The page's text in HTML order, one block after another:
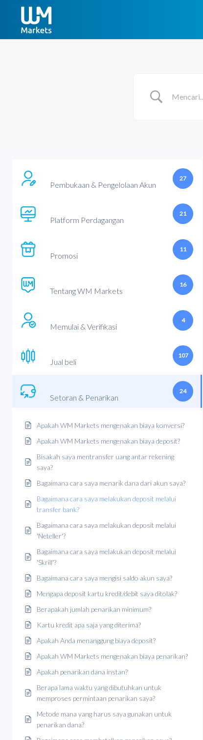
Pembukaan & Pengelolaan Akun
27
Platform Perdagangan
21
Promosi
11
Tentang WM Markets
16
Memulai & Verifikasi
4
Jual beli
107
Setoran & Penarikan
24
Apakah WM Markets mengenakan biaya konversi?
Apakah WM Markets mengenakan biaya deposit?
Bisakah saya mentransfer uang antar rekening
saya?
Bagaimana cara saya menarik dana dari akun saya?
Bagaimana cara saya melakukan deposit melalui
transfer bank?
Bagaimana cara saya melakukan deposit melalui
'Neteller'?
Bagaimana cara saya melakukan deposit melalui
'Skrill'?
Bagaimana cara saya mengisi saldo akun saya?
Mengapa deposit kartu kredit/debit saya ditolak?
Berapakah jumlah penarikan minimum?
Kartu kredit apa saja yang diterima?
Apakah Anda menanggung biaya deposit?
Apakah WM Markets mengenakan biaya penarikan?
Apakah penarikan dana instan?
Berapa lama waktu yang dibutuhkan untuk
memproses permintaan penarikan saya?
Metode mana yang harus saya gunakan untuk
penarikan dana?